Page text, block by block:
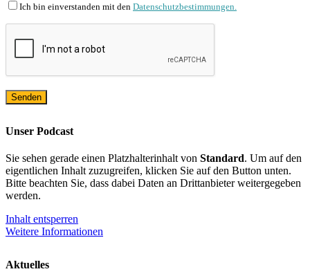
Ich bin einverstanden mit den Datenschutzbestimmungen.
Unser Podcast
Sie sehen gerade einen Platzhalterinhalt von Standard. Um auf den
eigentlichen Inhalt zuzugreifen, klicken Sie auf den Button unten.
Bitte beachten Sie, dass dabei Daten an Drittanbieter weitergegeben
werden.
Inhalt entsperren
Weitere Informationen
Aktuelles